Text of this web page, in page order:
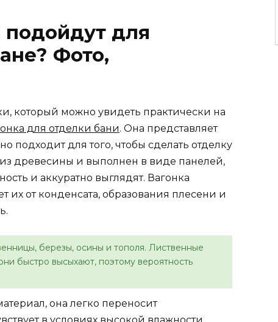
для
Фото,
который можно увидеть практически на
для отделки бани. Она представляет
подходит для того, чтобы сделать отделку
древесины и выполнен в виде панелей,
и аккуратно выглядят. Вагонка
их от конденсата, образования плесени и
березы, осины и тополя. Лиственные
быстро высыхают, поэтому вероятность
она легко переносит